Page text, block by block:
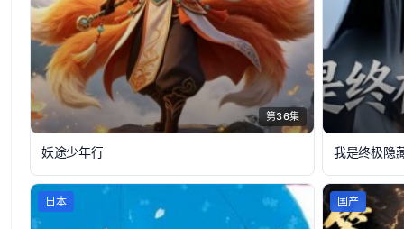
第36集
妖途少年行 我是终极隐
日本 国产